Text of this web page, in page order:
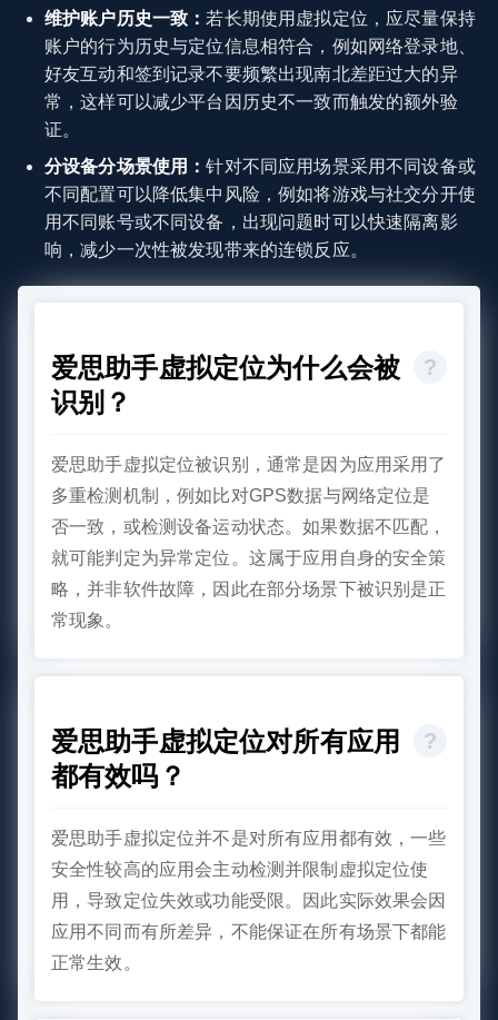
维护账户历史一致： 若长期使用虚拟定位，应尽量保持
账户的行为历史与定位信息相符合，例如网络登录地、
好友互动和签到记录不要频繁出现南北差距过大的异
常，这样可以减少平台因历史不一致而触发的额外验
证。
分设备分场景使用：针对不同应用场景采用不同设备或
不同配置可以降低集中风险，例如将游戏与社交分开使
用不同账号或不同设备，出现问题时可以快速隔离影
响，减少一次性被发现带来的连锁反应。
爱思助手虚拟定位为什么会被
识别？
爱思助手虚拟定位被识别，通常是因为应用采用了
多重检测机制，例如比对GPS数据与网络定位是
否一致，或检测设备运动状态。如果数据不匹配，
就可能判定为异常定位。这属于应用自身的安全策
略，并非软件故障，因此在部分场景下被识别是正
常现象。
爱思助手虚拟定位对所有应用
都有效吗？
爱思助手虚拟定位并不是对所有应用都有效，一些
安全性较高的应用会主动检测并限制虚拟定位使
用，导致定位失效或功能受限。因此实际效果会因
应用不同而有所差异，不能保证在所有场景下都能
正常生效。